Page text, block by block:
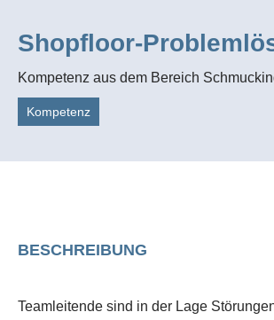
Shopfloor-
Kompetenz aus dem Bereich
Kompetenz
BESCHREIBUNG
Teamleitende sind in der Lage